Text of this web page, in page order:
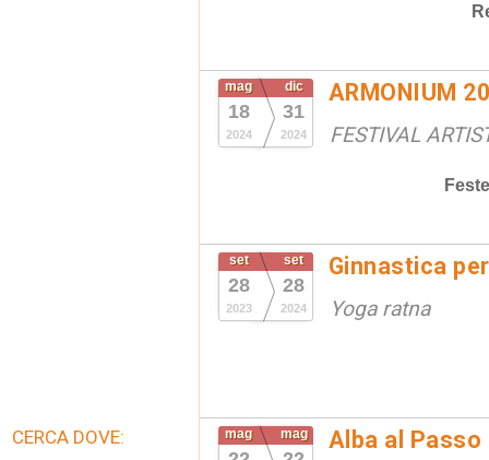
mag
18
2024
dic
31
2024
ARMONIUM
FESTIVAL
Feste
set
28
2023
set
28
2024
Ginnastica
Yoga ratna
mag mag Alba al Passo
CERCA DOVE: